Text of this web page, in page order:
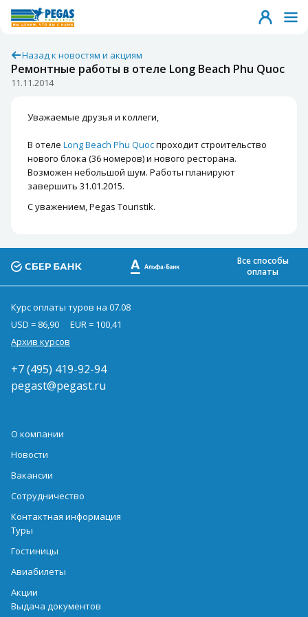
Назад к новостям и акциям
Ремонтные работы в отеле Long Beach Phu Quoc
11.11.2014
Уважаемые друзья и коллеги,
В отеле Long Beach Phu Quocпроходит строительство
нового блока (36 номеров) и нового ресторана.
Возможен небольшой шум. Работы планируют
завершить 31.01.2015.
С уважением, Pegas Touristik.
Все способы
оплаты
Курс оплаты туров на 07.08
USD = 86,90
EUR = 100,41
Архив курсов
+7 (495) 419-92-94
pegast@pegast.ru
О компании
Новости
Вакансии
Сотрудничество
Контактная информация
Туры
Гостиницы
Авиабилеты
Акции
Выдача документов